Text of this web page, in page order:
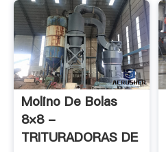
Molino De Bolas
8×8 -
TRITURADORAS DE